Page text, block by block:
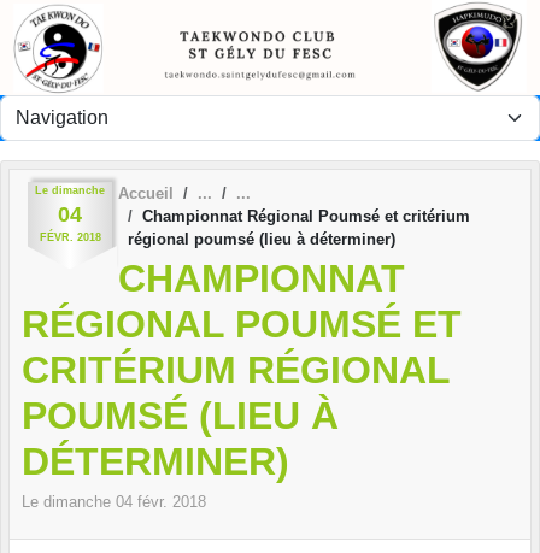
Le dimanche
04
FÉVR. 2018
Accueil
Championnat Régional Poumsé et critérium
régional poumsé (lieu à déterminer)
CHAMPIONNAT
RÉGIONAL POUMSÉ ET
CRITÉRIUM RÉGIONAL
POUMSÉ (LIEU À
DÉTERMINER)
Le dimanche 04 févr. 2018
Panneau de gestion des cookies